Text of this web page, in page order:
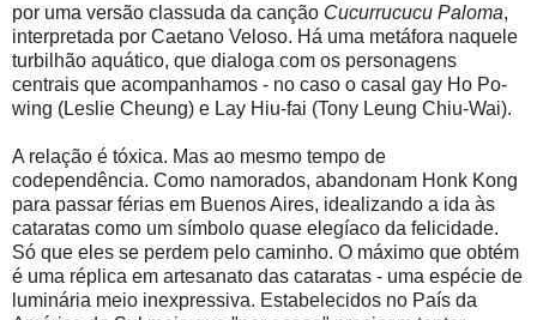
por uma versão classuda da canção Cucurrucucu Paloma,
interpretada por Caetano Veloso. Há uma metáfora naquele
turbilhão aquático, que dialoga com os personagens
centrais que acompanhamos - no caso o casal gay Ho Po-
wing (Leslie Cheung) e Lay Hiu-fai (Tony Leung Chiu-Wai).
A relação é tóxica. Mas ao mesmo tempo de
codependência. Como namorados, abandonam Honk Kong
para passar férias em Buenos Aires, idealizando a ida às
cataratas como um símbolo quase elegíaco da felicidade.
Só que eles se perdem pelo caminho. O máximo que obtém
é uma réplica em artesanato das cataratas - uma espécie de
luminária meio inexpressiva. Estabelecidos no País da